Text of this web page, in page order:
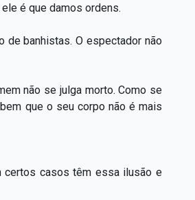
é que damos ordens.
de banhistas. O espectador não
não se julga morto. Como se
que o seu corpo não é mais
certos casos têm essa ilusão e